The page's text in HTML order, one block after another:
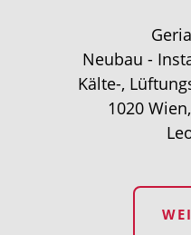
Neubau -
Kälte-,
1020